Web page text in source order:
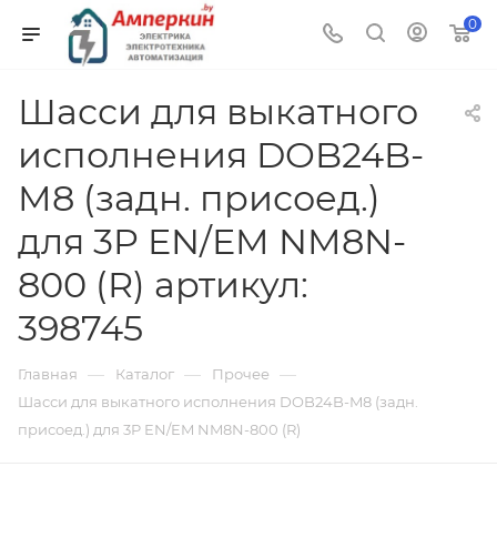
0
Шасси для выкатного
исполнения DOB24B-
M8 (задн. присоед.)
для 3P EN/EM NM8N-
800 (R) артикул:
398745
Главная — Каталог — Прочее —
Шасси для выкатного исполнения DOB24B-M8 (задн.
присоед.) для 3P EN/EM NM8N-800 (R)